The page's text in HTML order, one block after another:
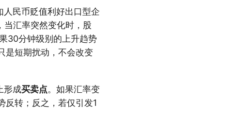
民币贬值利好出口型企
当汇率突然变化时，股
30分钟级别的上升趋势
是短期扰动，不会改变
形成买卖点。如果汇率变
反转；反之，若仅引发1